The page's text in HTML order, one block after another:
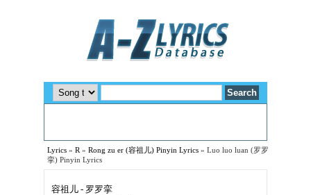
Lyrics » R » Rong zu er (容祖儿) Pinyin Lyrics » Luo luo luan (罗罗
挛) Pinyin Lyrics
容祖儿 - 罗罗挛